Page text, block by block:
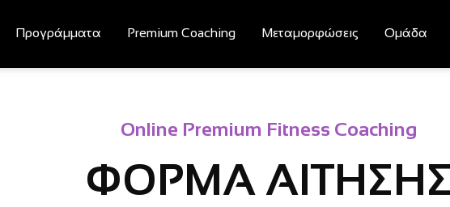
Προγράμματα Premium Coaching Μεταμορφώσεις Ομάδα
Online Premium Fitness Coaching
ΦΟΡΜΑ ΑΙΤΗΣΗΣ